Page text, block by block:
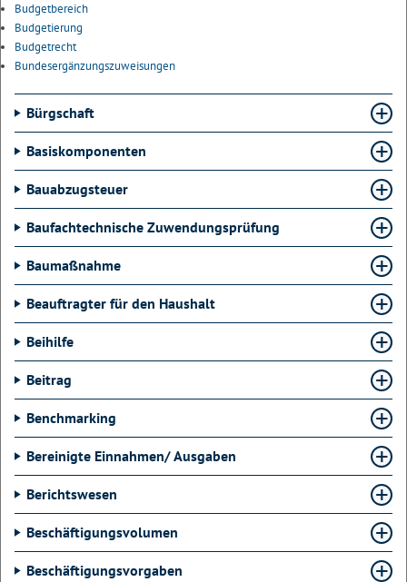
Budgetbereich
Budgetierung
Budgetrecht
Bundesergänzungszuweisungen
Bürgschaft
Basiskomponenten
Bauabzugsteuer
Baufachtechnische Zuwendungsprüfung
Baumaßnahme
Beauftragter für den Haushalt
Beihilfe
Beitrag
Benchmarking
Bereinigte Einnahmen/ Ausgaben
Berichtswesen
Beschäftigungsvolumen
Beschäftigungsvorgaben